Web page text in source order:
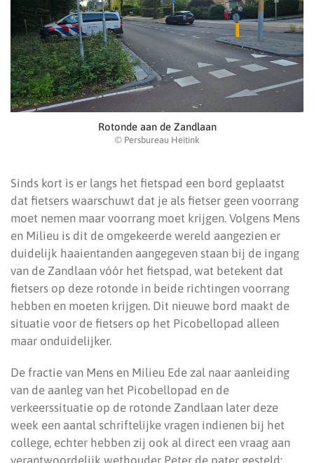
Rotonde aan de Zandlaan
© Persbureau Heitink
Sinds kort is er langs het fietspad een bord geplaatst
dat fietsers waarschuwt dat je als fietser geen voorrang
moet nemen maar voorrang moet krijgen. Volgens Mens
en Milieu is dit de omgekeerde wereld aangezien er
duidelijk haaientanden aangegeven staan bij de ingang
van de Zandlaan vóór het fietspad, wat betekent dat
fietsers op deze rotonde in beide richtingen voorrang
hebben en moeten krijgen. Dit nieuwe bord maakt de
situatie voor de fietsers op het Picobellopad alleen
maar onduidelijker.
De fractie van Mens en Milieu Ede zal naar aanleiding
van de aanleg van het Picobellopad en de
verkeerssituatie op de rotonde Zandlaan later deze
week een aantal schriftelijke vragen indienen bij het
college, echter hebben zij ook al direct een vraag aan